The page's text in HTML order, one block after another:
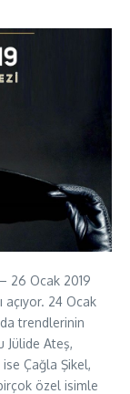
26 Ocak 2019
açıyor. 24 Ocak
trendlerinin
Jülide Ateş,
Çağla Şikel,
özel isimle